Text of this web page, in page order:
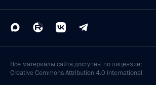
Все материалы сайта доступны по лицензии:
Creative Commons Attribution 4.0 International